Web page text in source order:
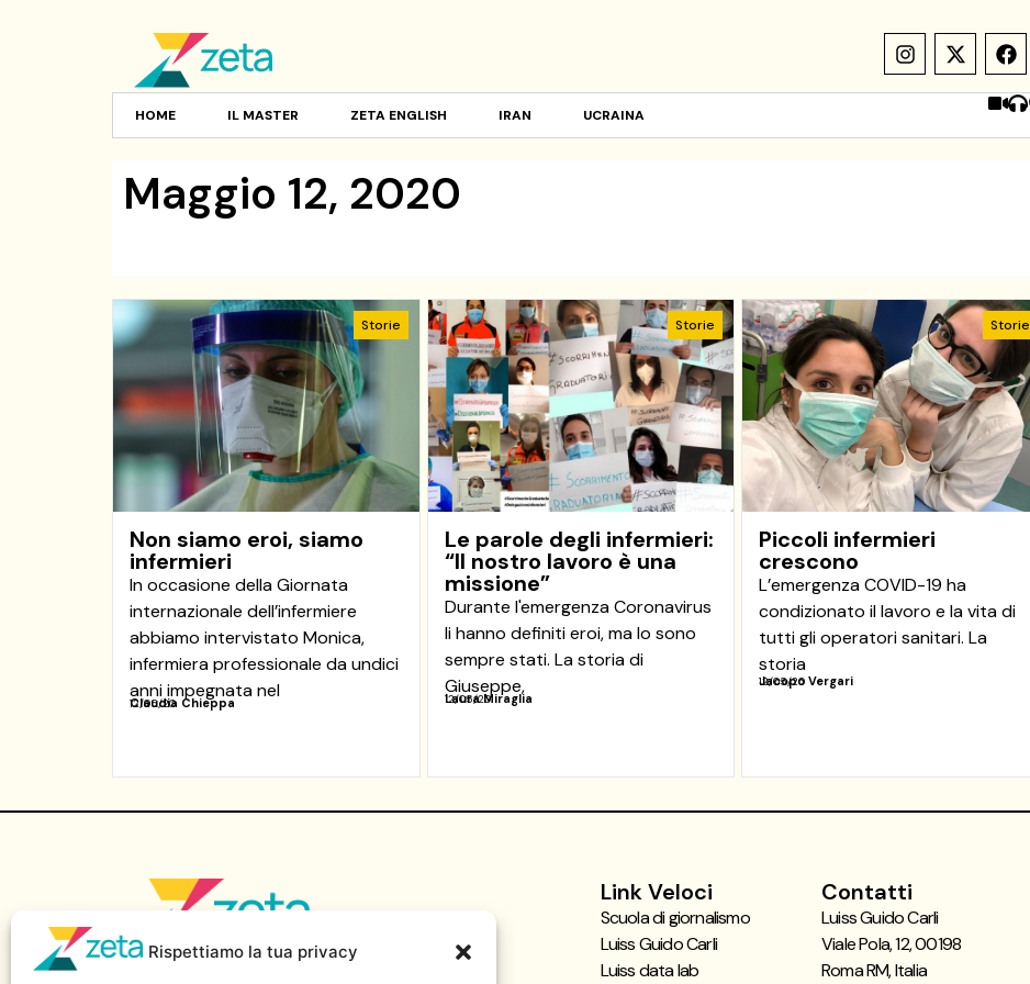
Rispettiamo la tua privacy
HOME IL MASTER ZETA ENGLISH IRAN UCRAINA
Maggio 12, 2020
Storie
Non siamo eroi, siamo
infermieri
In occasione della Giornata
internazionale dell’infermiere
abbiamo intervistato Monica,
infermiera professionale da undici
anni impegnata nel
12/05/20
Claudia Chieppa
Storie
Le parole degli infermieri:
“Il nostro lavoro è una
missione”
Durante l'emergenza Coronavirus
li hanno definiti eroi, ma lo sono
sempre stati. La storia di
Giuseppe,
12/05/20
Laura Miraglia
Storie
Piccoli infermieri
crescono
L’emergenza COVID-19 ha
condizionato il lavoro e la vita di
tutti gli operatori sanitari. La
storia
12/05/20
Jacopo Vergari
Sito di informazione della Scuola Superiore di Giornalismo
Link Veloci
Scuola di giornalismo
Luiss Guido Carli
Luiss data lab
Contatti
Luiss Guido Carli
Viale Pola, 12, 00198
Roma RM, Italia